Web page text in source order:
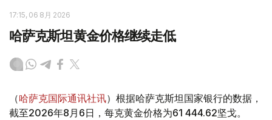
17:15, 06 8月 2026
哈萨克斯坦黄金价格继续走低
（哈萨克国际通讯社讯）根据哈萨克斯坦国家银行的数据，
截至2026年8月6日，每克黄金价格为61 444.62坚戈。